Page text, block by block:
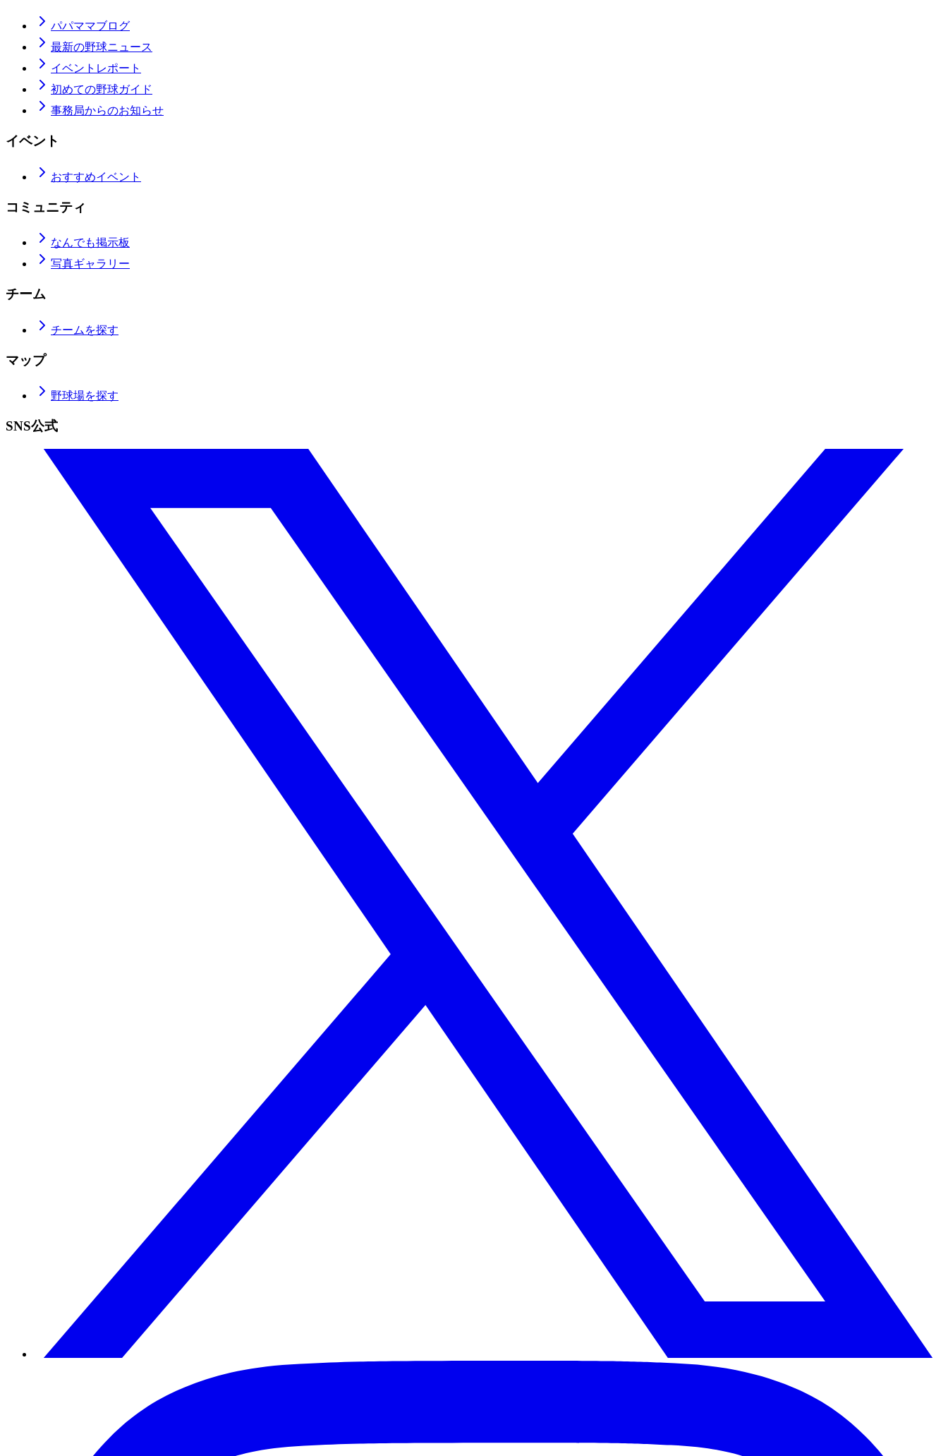
パパママブログ
最新の野球ニュース
イベントレポート
初めての野球ガイド
事務局からのお知らせ
イベント
おすすめイベント
コミュニティ
なんでも掲示板
写真ギャラリー
チーム
チームを探す
マップ
野球場を探す
SNS公式